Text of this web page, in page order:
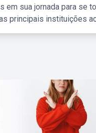
sua jornada para se
principais instituições